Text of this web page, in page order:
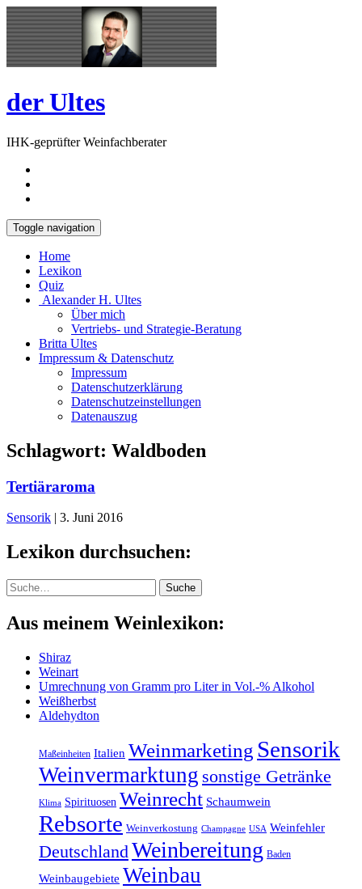
Skip
to
content
Open
Sidebar
der Ultes
IHK-geprüfter Weinfachberater
Toggle navigation
Home
Lexikon
Quiz
Alexander H. Ultes
Über mich
Vertriebs- und Strategie-Beratung
Britta Ultes
Impressum & Datenschutz
Impressum
Datenschutzerklärung
Datenschutzeinstellungen
Datenauszug
Schlagwort: Waldboden
Tertiäraroma
Sensorik | 3. Juni 2016
Lexikon durchsuchen:
Suche Suche
Aus meinem Weinlexikon:
Shiraz
Weinart
Umrechnung von Gramm pro Liter in Vol.-% Alkohol
Weißherbst
Aldehydton
Maßeinheiten Italien Weinmarketing Sensorik
Weinvermarktung sonstige Getränke
Klima Spirituosen Weinrecht Schaumwein
Rebsorte Weinverkostung Champagne USA Weinfehler
DeutschlandWeinbereitung Baden
Weinbaugebiete Weinbau